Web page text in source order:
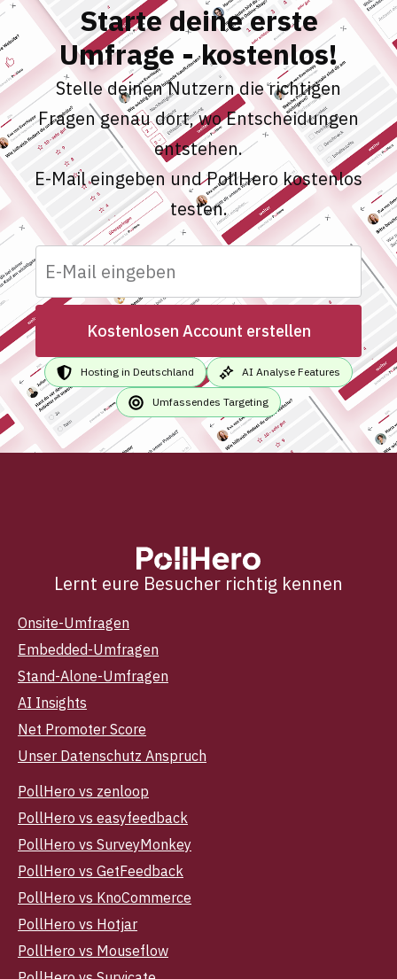
Starte deine erste
Umfrage - kostenlos!
Stelle deinen Nutzern die richtigen
Fragen genau dort, wo Entscheidungen
entstehen.
E-Mail eingeben und PollHero kostenlos
testen.
Kostenlosen Account erstellen
Hosting in Deutschland AI Analyse Features
Umfassendes Targeting
Lernt eure Besucher richtig kennen
Onsite-Umfragen
Embedded-Umfragen
Stand-Alone-Umfragen
AI Insights
Net Promoter Score
Unser Datenschutz Anspruch
PollHero vs zenloop
PollHero vs easyfeedback
PollHero vs SurveyMonkey
PollHero vs GetFeedback
PollHero vs KnoCommerce
PollHero vs Hotjar
PollHero vs Mouseflow